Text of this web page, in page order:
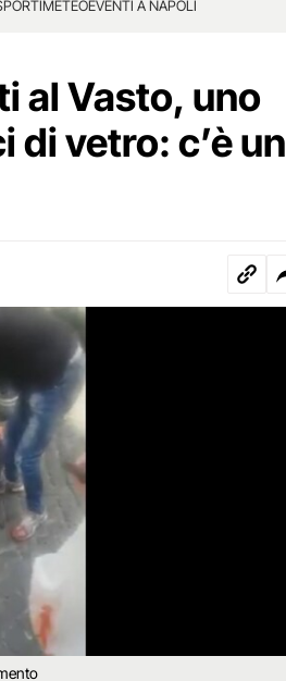
METEOEVENTI A NAPOLI
al Vasto, uno
vetro: c’è un